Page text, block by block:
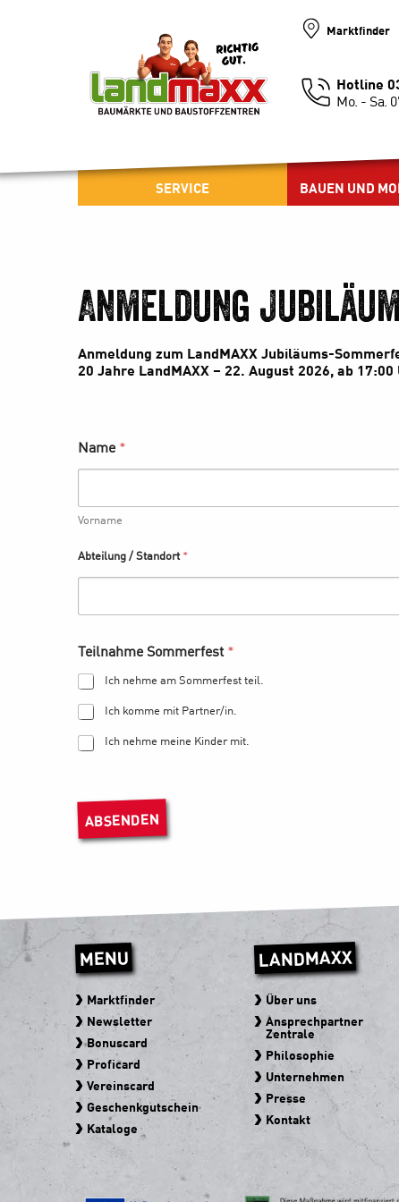
Marktfinder
Hotline
Mo. - Sa.
SERVICE BAUEN UND
Anmeldung
Anmeldung zum LandMAXX Jubiläums-
20 Jahre LandMAXX – 22. August 2026, ab
*
E
-
a
i
-
A
r
s
s
e
S
t
n
/
Name*
Vorname
Abteilung / Standort*
Teilnahme Sommerfest*
Ich nehme am Sommerfest teil.
Ich komme mit Partner/in.
Ich nehme meine Kinder mit.
ABSENDEN
MENU
Marktfinder
Newsletter
Bonuscard
Proficard
Vereinscard
Geschenkgutschein
Kataloge
LANDMAXX
Über uns
Ansprechpartner
Zentrale
Philosophie
Unternehmen
Presse
Kontakt